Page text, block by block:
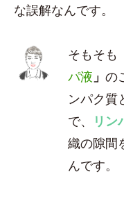
な誤解なんです。
そもそも
パ液 」の
ンパク質
で、
リン
織の隙間
んです。